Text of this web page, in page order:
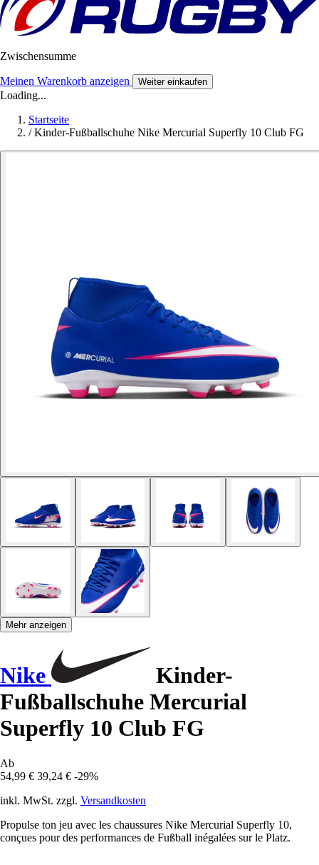
Zwischensumme
Meinen Warenkorb anzeigen Weiter einkaufen
Loading...
Startseite
/ Kinder-Fußballschuhe Nike Mercurial Superfly 10 Club FG
Mehr anzeigen
Nike
Kinder-
Fußballschuhe Mercurial
Superfly 10 Club FG
Ab
54,99 € 39,24 € -29%
inkl. MwSt. zzgl. Versandkosten
Propulse ton jeu avec les chaussures Nike Mercurial Superfly 10,
conçues pour des performances de Fußball inégalées sur le Platz.